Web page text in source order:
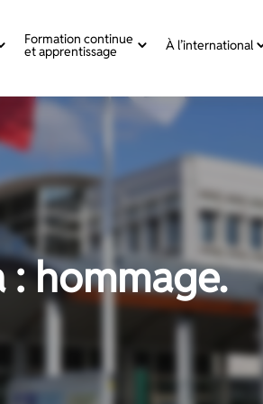
Formation continue
et apprentissage À l’international
hommage.